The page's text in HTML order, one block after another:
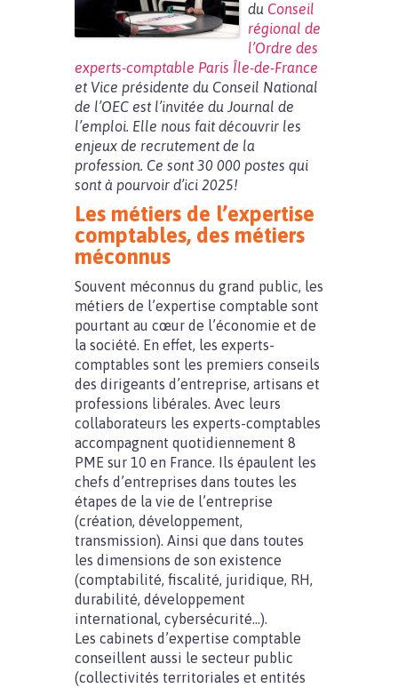
du Conseil
régional de
l’Ordre des
experts-comptable Paris Île-de-France
et Vice présidente du Conseil National
de l’OEC est l’invitée du Journal de
l’emploi. Elle nous fait découvrir les
enjeux de recrutement de la
profession. Ce sont 30 000 postes qui
sont à pourvoir d’ici 2025!
Les métiers de l’expertise
comptables, des métiers
méconnus
Souvent méconnus du grand public, les
métiers de l’expertise comptable sont
pourtant au cœur de l’économie et de
la société. En effet, les experts-
comptables sont les premiers conseils
des dirigeants d’entreprise, artisans et
professions libérales. Avec leurs
collaborateurs les experts-comptables
accompagnent quotidiennement 8
PME sur 10 en France. Ils épaulent les
chefs d’entreprises dans toutes les
étapes de la vie de l’entreprise
(création, développement,
transmission). Ainsi que dans toutes
les dimensions de son existence
(comptabilité, fiscalité, juridique, RH,
durabilité, développement
international, cybersécurité…).
Les cabinets d’expertise comptable
conseillent aussi le secteur public
(collectivités territoriales et entités